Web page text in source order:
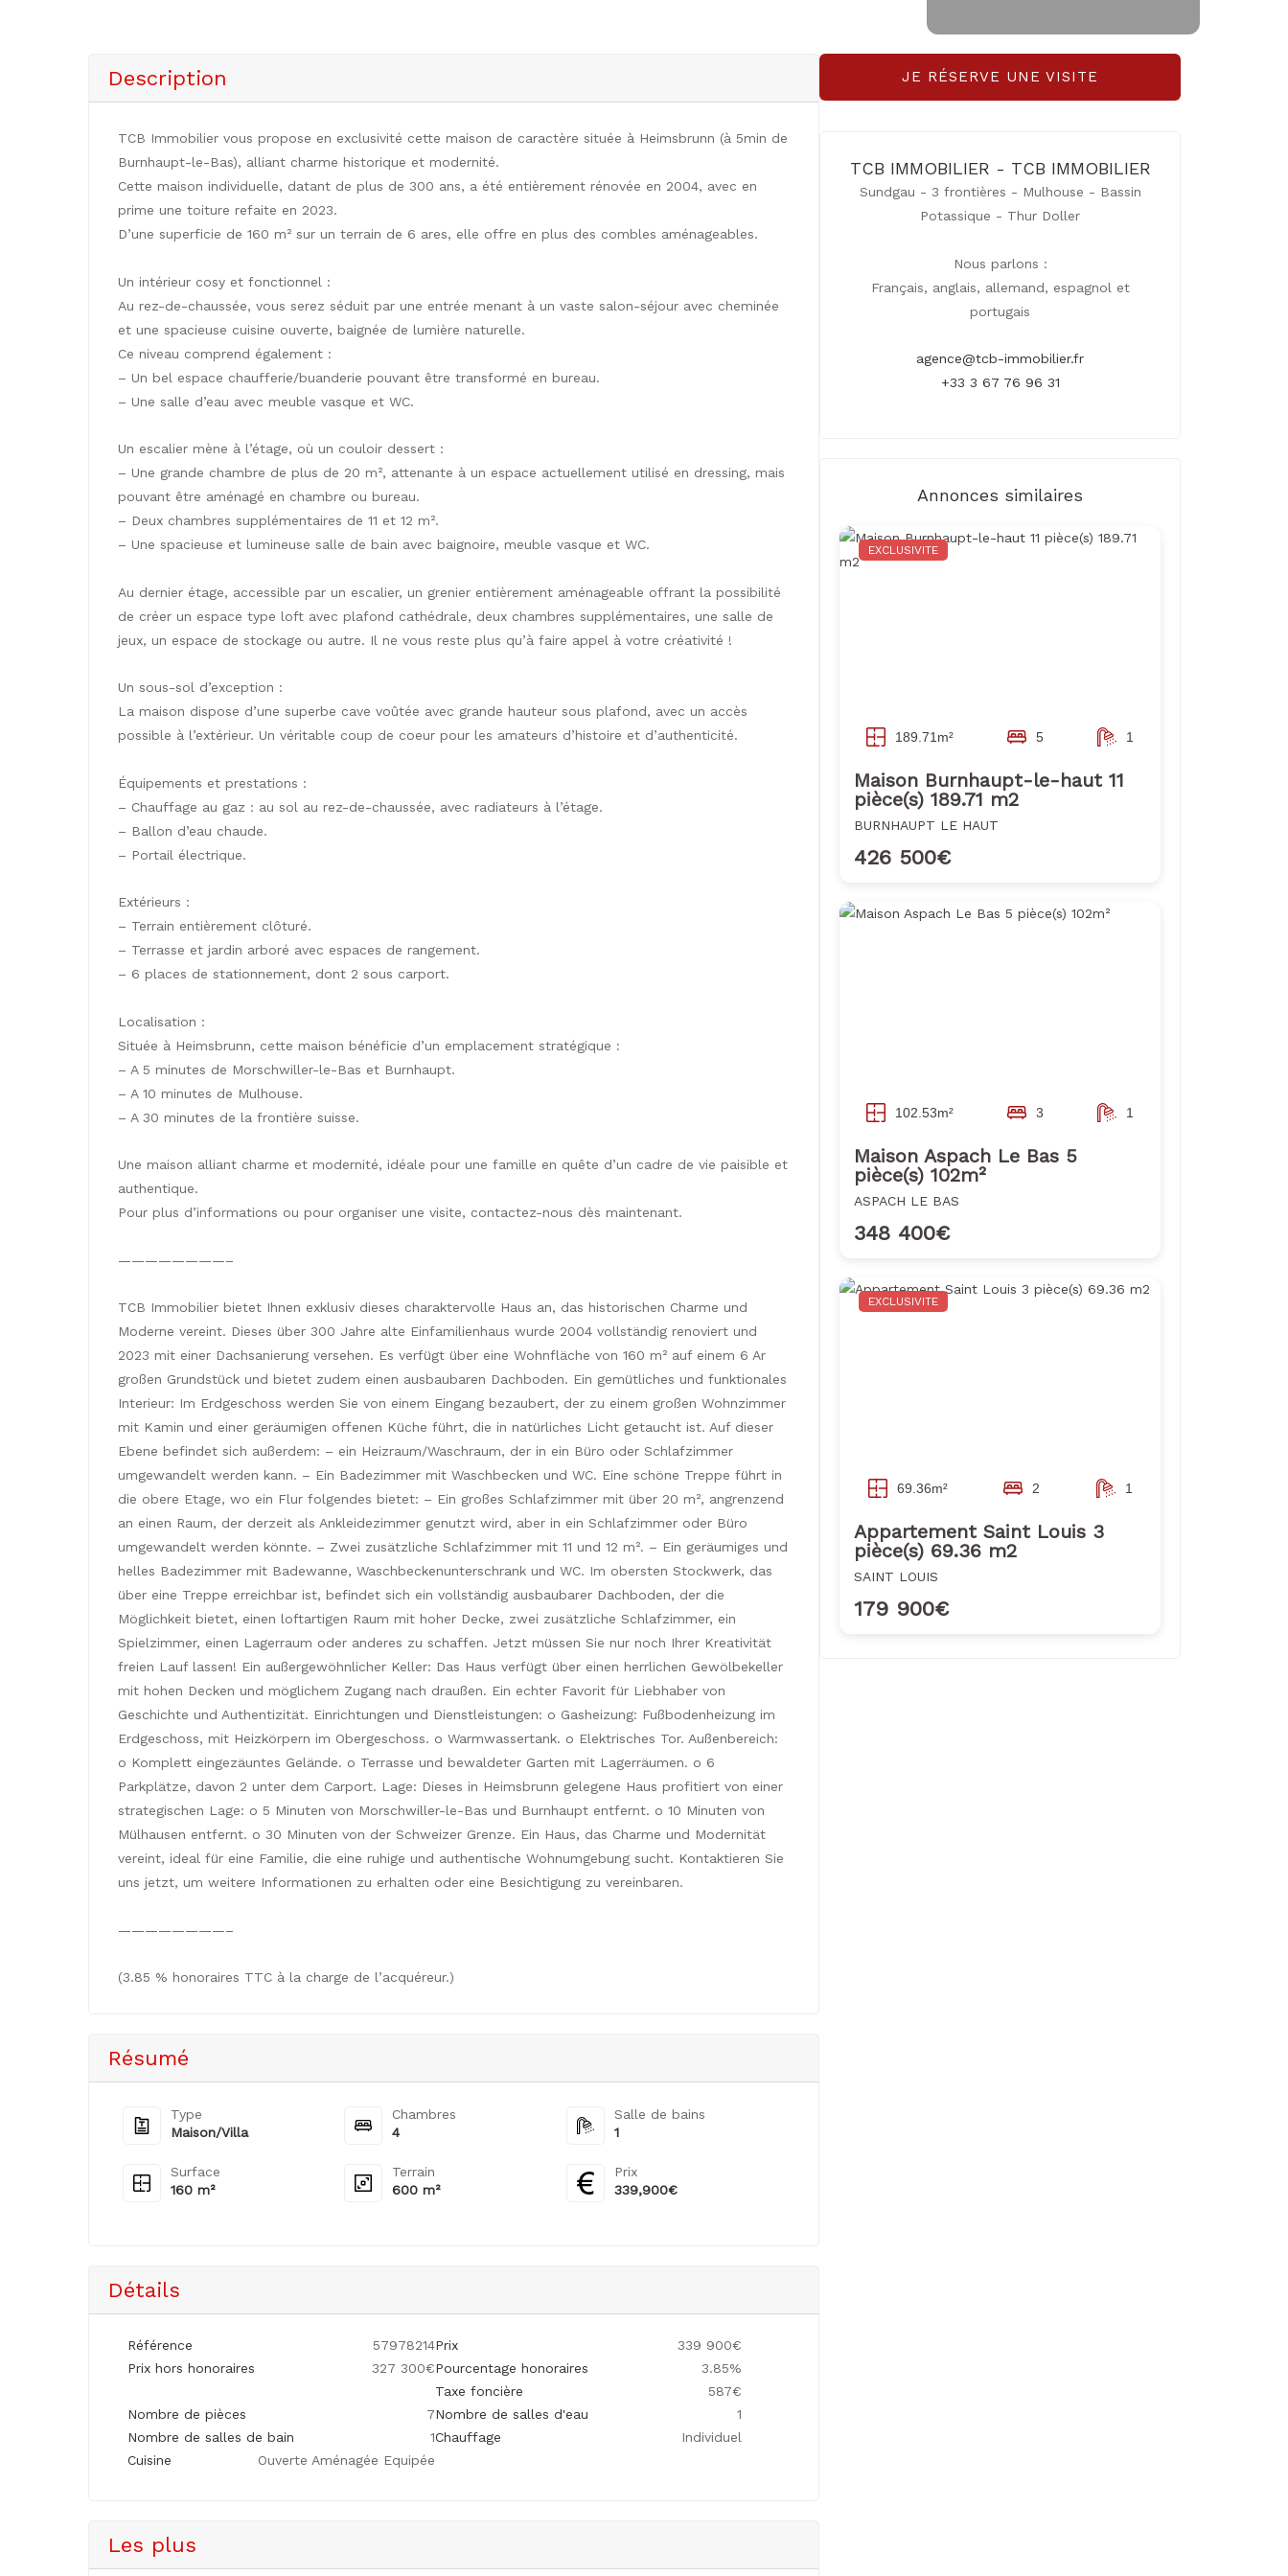
Description
TCB Immobilier vous propose en exclusivité cette maison de caractère située à Heimsbrunn (à 5min de
Burnhaupt-le-Bas), alliant charme historique et modernité.
Cette maison individuelle, datant de plus de 300 ans, a été entièrement rénovée en 2004, avec en
prime une toiture refaite en 2023.
D’une superficie de 160 m² sur un terrain de 6 ares, elle offre en plus des combles aménageables.
Un intérieur cosy et fonctionnel :
Au rez-de-chaussée, vous serez séduit par une entrée menant à un vaste salon-séjour avec cheminée
et une spacieuse cuisine ouverte, baignée de lumière naturelle.
Ce niveau comprend également :
– Un bel espace chaufferie/buanderie pouvant être transformé en bureau.
– Une salle d’eau avec meuble vasque et WC.
Un escalier mène à l’étage, où un couloir dessert :
– Une grande chambre de plus de 20 m², attenante à un espace actuellement utilisé en dressing, mais
pouvant être aménagé en chambre ou bureau.
– Deux chambres supplémentaires de 11 et 12 m².
– Une spacieuse et lumineuse salle de bain avec baignoire, meuble vasque et WC.
Au dernier étage, accessible par un escalier, un grenier entièrement aménageable offrant la possibilité
de créer un espace type loft avec plafond cathédrale, deux chambres supplémentaires, une salle de
jeux, un espace de stockage ou autre. Il ne vous reste plus qu’à faire appel à votre créativité !
Un sous-sol d’exception :
La maison dispose d’une superbe cave voûtée avec grande hauteur sous plafond, avec un accès
possible à l’extérieur. Un véritable coup de coeur pour les amateurs d’histoire et d’authenticité.
Équipements et prestations :
– Chauffage au gaz : au sol au rez-de-chaussée, avec radiateurs à l’étage.
– Ballon d’eau chaude.
– Portail électrique.
Extérieurs :
– Terrain entièrement clôturé.
– Terrasse et jardin arboré avec espaces de rangement.
– 6 places de stationnement, dont 2 sous carport.
Localisation :
Située à Heimsbrunn, cette maison bénéficie d’un emplacement stratégique :
– A 5 minutes de Morschwiller-le-Bas et Burnhaupt.
– A 10 minutes de Mulhouse.
– A 30 minutes de la frontière suisse.
Une maison alliant charme et modernité, idéale pour une famille en quête d’un cadre de vie paisible et
authentique.
Pour plus d’informations ou pour organiser une visite, contactez-nous dès maintenant.
————————–
TCB Immobilier bietet Ihnen exklusiv dieses charaktervolle Haus an, das historischen Charme und
Moderne vereint. Dieses über 300 Jahre alte Einfamilienhaus wurde 2004 vollständig renoviert und
2023 mit einer Dachsanierung versehen. Es verfügt über eine Wohnfläche von 160 m² auf einem 6 Ar
großen Grundstück und bietet zudem einen ausbaubaren Dachboden. Ein gemütliches und funktionales
Interieur: Im Erdgeschoss werden Sie von einem Eingang bezaubert, der zu einem großen Wohnzimmer
mit Kamin und einer geräumigen offenen Küche führt, die in natürliches Licht getaucht ist. Auf dieser
Ebene befindet sich außerdem: – ein Heizraum/Waschraum, der in ein Büro oder Schlafzimmer
umgewandelt werden kann. – Ein Badezimmer mit Waschbecken und WC. Eine schöne Treppe führt in
die obere Etage, wo ein Flur folgendes bietet: – Ein großes Schlafzimmer mit über 20 m², angrenzend
an einen Raum, der derzeit als Ankleidezimmer genutzt wird, aber in ein Schlafzimmer oder Büro
umgewandelt werden könnte. – Zwei zusätzliche Schlafzimmer mit 11 und 12 m². – Ein geräumiges und
helles Badezimmer mit Badewanne, Waschbeckenunterschrank und WC. Im obersten Stockwerk, das
über eine Treppe erreichbar ist, befindet sich ein vollständig ausbaubarer Dachboden, der die
Möglichkeit bietet, einen loftartigen Raum mit hoher Decke, zwei zusätzliche Schlafzimmer, ein
Spielzimmer, einen Lagerraum oder anderes zu schaffen. Jetzt müssen Sie nur noch Ihrer Kreativität
freien Lauf lassen! Ein außergewöhnlicher Keller: Das Haus verfügt über einen herrlichen Gewölbekeller
mit hohen Decken und möglichem Zugang nach draußen. Ein echter Favorit für Liebhaber von
Geschichte und Authentizität. Einrichtungen und Dienstleistungen: o Gasheizung: Fußbodenheizung im
Erdgeschoss, mit Heizkörpern im Obergeschoss. o Warmwassertank. o Elektrisches Tor. Außenbereich:
o Komplett eingezäuntes Gelände. o Terrasse und bewaldeter Garten mit Lagerräumen. o 6
Parkplätze, davon 2 unter dem Carport. Lage: Dieses in Heimsbrunn gelegene Haus profitiert von einer
strategischen Lage: o 5 Minuten von Morschwiller-le-Bas und Burnhaupt entfernt. o 10 Minuten von
Mülhausen entfernt. o 30 Minuten von der Schweizer Grenze. Ein Haus, das Charme und Modernität
vereint, ideal für eine Familie, die eine ruhige und authentische Wohnumgebung sucht. Kontaktieren Sie
uns jetzt, um weitere Informationen zu erhalten oder eine Besichtigung zu vereinbaren.
————————–
(3.85 % honoraires TTC à la charge de l’acquéreur.)
Résumé
Type
Maison/Villa
Chambres
4
Salle de bains
1
Surface
160 m²
Terrain
600 m²
Prix
339,900€
Détails
Référence 57978214Prix
339 900€
Prix hors honoraires
327 300€Pourcentage honoraires
3.85%
Taxe foncière
587€
Nombre de pièces
7Nombre de salles d'eau
1
Nombre de salles de bain
1Chauffage
Individuel
Cuisine
Ouverte Aménagée Equipée
Les plus
JE RÉSERVE UNE VISITE
TCB IMMOBILIER - TCB IMMOBILIER
Sundgau - 3 frontières - Mulhouse - Bassin
Potassique - Thur Doller
Nous parlons :
Français, anglais, allemand, espagnol et
portugais
agence@tcb-immobilier.fr
+33 3 67 76 96 31
Annonces similaires
EXCLUSIVITE
189.71m² 5 1
Maison Burnhaupt-le-haut 11
pièce(s) 189.71 m2
BURNHAUPT LE HAUT
426 500€
102.53m² 3 1
Maison Aspach Le Bas 5
pièce(s) 102m²
ASPACH LE BAS
348 400€
EXCLUSIVITE
69.36m² 2 1
Appartement Saint Louis 3
pièce(s) 69.36 m2
SAINT LOUIS
179 900€